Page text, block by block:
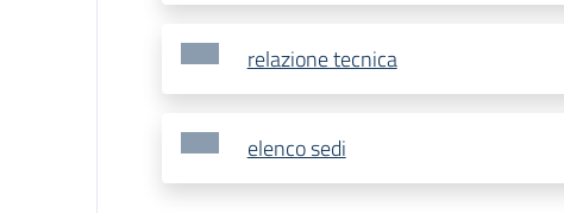
relazione tecnica
elenco sedi